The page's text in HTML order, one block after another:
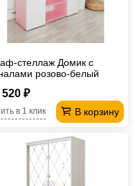
стеллаж Домик с
розово-белый
520 ₽
В корзину
в 1 клик